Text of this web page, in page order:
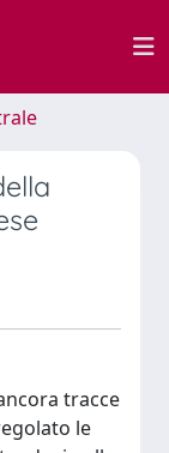
tracce
le